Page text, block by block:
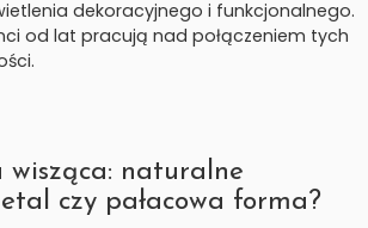
dekoracyjnego i funkcjonalnego.
od lat pracują nad połączeniem tych
naturalne
czy pałacowa forma?